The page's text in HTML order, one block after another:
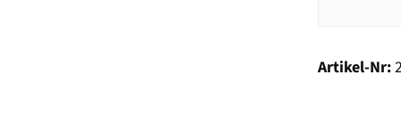
Artikel-Nr: